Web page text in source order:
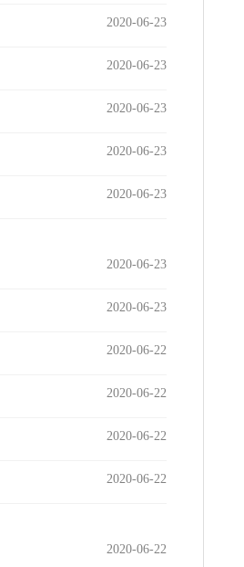
2020-06-23
2020-06-23
2020-06-23
2020-06-23
2020-06-23
2020-06-23
2020-06-23
2020-06-22
2020-06-22
2020-06-22
2020-06-22
2020-06-22